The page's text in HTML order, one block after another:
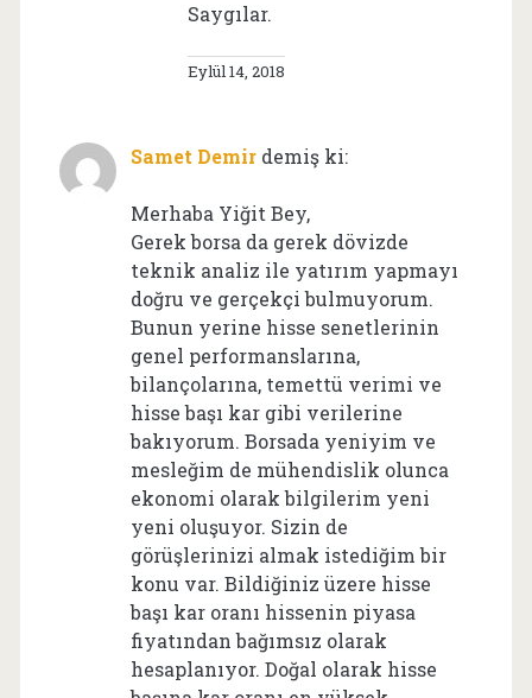
Saygılar.
Eylül 14, 2018
Samet Demir demiş ki:
Merhaba Yiğit Bey,
Gerek borsa da gerek dövizde
teknik analiz ile yatırım yapmayı
doğru ve gerçekçi bulmuyorum.
Bunun yerine hisse senetlerinin
genel performanslarına,
bilançolarına, temettü verimi ve
hisse başı kar gibi verilerine
bakıyorum. Borsada yeniyim ve
mesleğim de mühendislik olunca
ekonomi olarak bilgilerim yeni
yeni oluşuyor. Sizin de
görüşlerinizi almak istediğim bir
konu var. Bildiğiniz üzere hisse
başı kar oranı hissenin piyasa
fiyatından bağımsız olarak
hesaplanıyor. Doğal olarak hisse